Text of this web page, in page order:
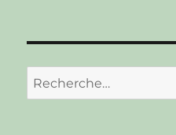
Recherche
pour :